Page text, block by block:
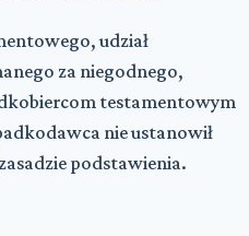
udział
za niegodnego,
testamentowym
nie ustanowił
podstawienia.